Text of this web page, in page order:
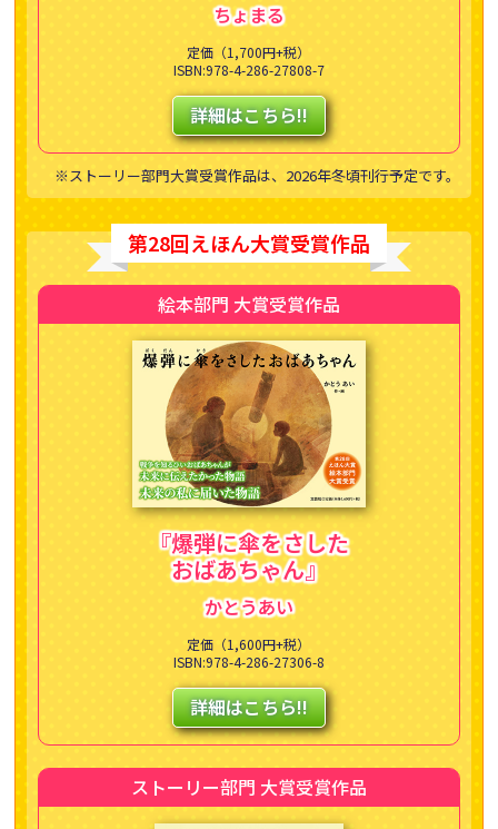
ちょまる
定価（1,700円+税）
ISBN:978-4-286-27808-7
詳細はこちら!!
※ストーリー部門大賞受賞作品は、2026年冬頃刊行予定です。
第28回えほん大賞受賞作品
絵本部門 大賞受賞作品
『爆弾に傘をさした
おばあちゃん』
かとうあい
定価（1,600円+税）
ISBN:978-4-286-27306-8
詳細はこちら!!
ストーリー部門 大賞受賞作品